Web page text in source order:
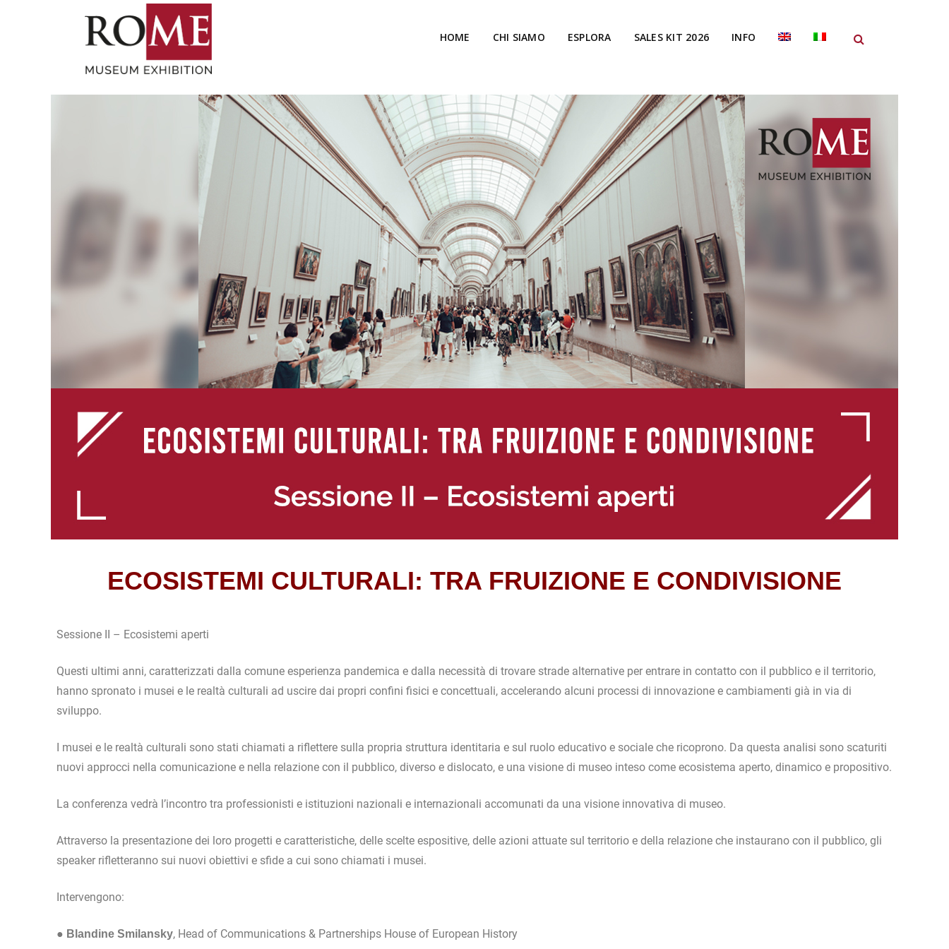
HOME CHI SIAMO ESPLORA SALES KIT 2026 INFO
ECOSISTEMI CULTURALI: TRA FRUIZIONE E CONDIVISIONE
Sessione II – Ecosistemi aperti
Questi ultimi anni, caratterizzati dalla comune esperienza pandemica e dalla necessità di trovare strade alternative per entrare in contatto con il pubblico e il territorio,
hanno spronato i musei e le realtà culturali ad uscire dai propri confini fisici e concettuali, accelerando alcuni processi di innovazione e cambiamenti già in via di
sviluppo.
I musei e le realtà culturali sono stati chiamati a riflettere sulla propria struttura identitaria e sul ruolo educativo e sociale che ricoprono. Da questa analisi sono scaturiti
nuovi approcci nella comunicazione e nella relazione con il pubblico, diverso e dislocato, e una visione di museo inteso come ecosistema aperto, dinamico e propositivo.
La conferenza vedrà l’incontro tra professionisti e istituzioni nazionali e internazionali accomunati da una visione innovativa di museo.
Attraverso la presentazione dei loro progetti e caratteristiche, delle scelte espositive, delle azioni attuate sul territorio e della relazione che instaurano con il pubblico, gli
speaker rifletteranno sui nuovi obiettivi e sfide a cui sono chiamati i musei.
Intervengono:
● Blandine Smilansky, Head of Communications & Partnerships House of European History